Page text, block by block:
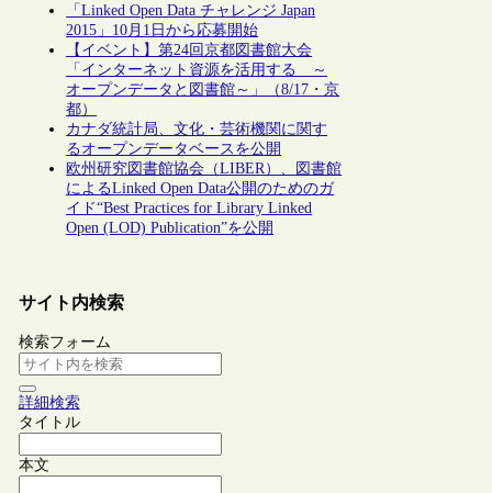
「Linked Open Data チャレンジ Japan
2015」10月1日から応募開始
【イベント】第24回京都図書館大会
「インターネット資源を活用する ～
オープンデータと図書館～」（8/17・京
都）
カナダ統計局、文化・芸術機関に関す
るオープンデータベースを公開
欧州研究図書館協会（LIBER）、図書館
によるLinked Open Data公開のためのガ
イド“Best Practices for Library Linked
Open (LOD) Publication”を公開
サイト内検索
検索フォーム
詳細検索
タイトル
本文